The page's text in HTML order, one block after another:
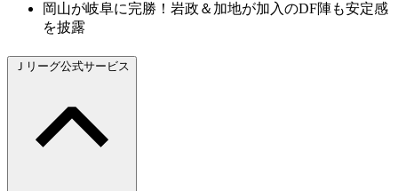
岡山が岐阜に完勝！岩政＆加地が加入のDF陣も安定感
を披露
Ｊリーグ公式サービス